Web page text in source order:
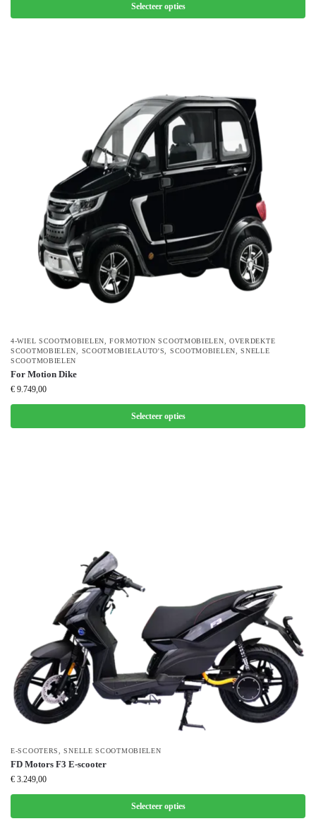
Selecteer opties
4-WIEL SCOOTMOBIELEN ,FORMOTION SCOOTMOBIELEN
OVERDEKTE
SCOOTMOBIELEN
SCOOTMOBIELAUTO'S SCOOTMOBIELEN ,SNELLE
SCOOTMOBIELEN
For Motion Dike
€ 9.749,00
Selecteer opties
E-SCOOTERS ,SNELLE SCOOTMOBIELEN
FD Motors F3 E-scooter
€ 3.249,00
Selecteer opties